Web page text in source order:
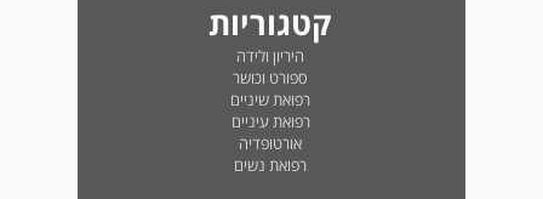
קטגוריות
היריון ולידה
ספורט וכושר
רפואת שיניים
רפואת עיניים
אורטופדיה
רפואת נשים